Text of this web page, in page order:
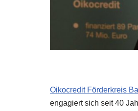
Oikocredit Förderkreis
engagiert sich seit 40